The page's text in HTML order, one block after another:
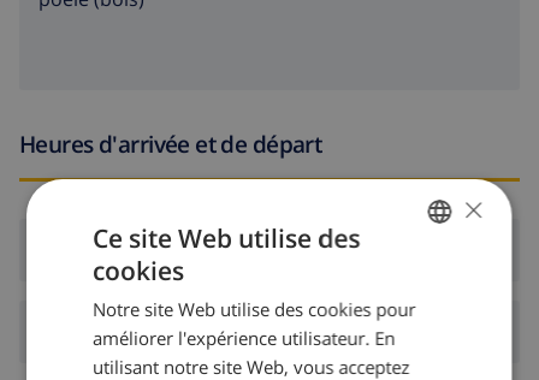
Heures d'arrivée et de départ
Arrivée:De 16:00 avant 19:00
Départ:Avant: 10:00
DUTCH
×
Ce site Web utilise des
cookies
Notre site Web utilise des cookies pour
améliorer l'expérience utilisateur. En
utilisant notre site Web, vous acceptez